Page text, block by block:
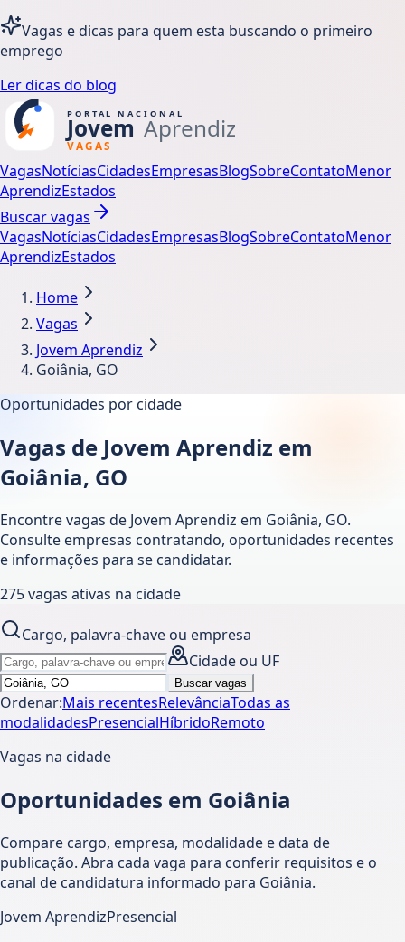
Vagas e dicas para quem esta buscando o primeiro
emprego
Ler dicas do blog
VagasNotíciasCidadesEmpresasBlogSobreContatoMenor
AprendizEstados
Buscar vagas
VagasNotíciasCidadesEmpresasBlogSobreContatoMenor
AprendizEstados
Home
Vagas
Jovem Aprendiz
Goiânia, GO
Oportunidades por cidade
Vagas de Jovem Aprendiz em
Goiânia, GO
Encontre vagas de Jovem Aprendiz em Goiânia, GO.
Consulte empresas contratando, oportunidades recentes
e informações para se candidatar.
275vagas ativas na cidade
Cargo, palavra-chave ou empresa
Cidade ou UF
Buscar vagas
Ordenar:Mais recentesRelevânciaTodas as
modalidadesPresencialHíbridoRemoto
Vagas na cidade
Oportunidades em Goiânia
Compare cargo, empresa, modalidade e data de
publicação. Abra cada vaga para conferir requisitos e o
canal de candidatura informado para Goiânia.
Jovem AprendizPresencial